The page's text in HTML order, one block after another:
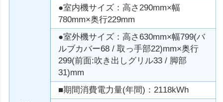
●室内機サイズ：高さ290mm×幅
780mm×奥行229mm
●室外機サイズ：高さ630mm×幅799(バ
ルブカバー68 / 取っ手部22)mm×奥行
299(前面:吹き出しグリル33 / 脚部
31)mm
■期間消費電力量(年間)：2118kWh